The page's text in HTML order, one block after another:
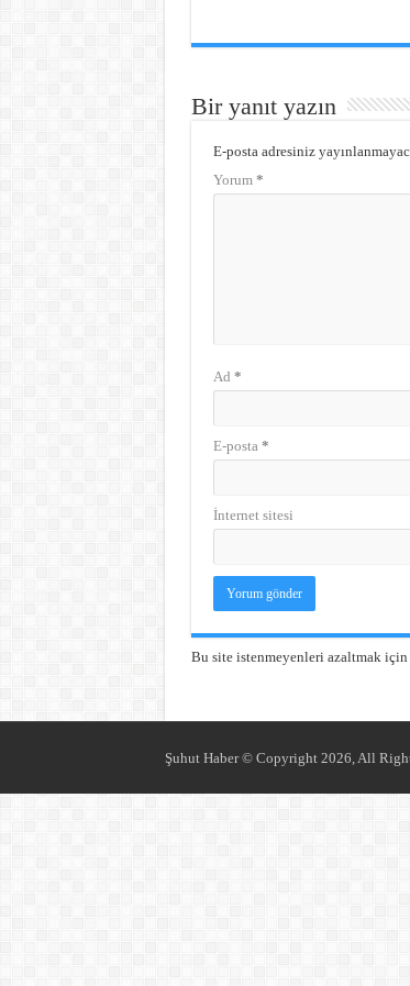
Bir yanıt yazın
E-posta adresiniz
Yorum *
Ad *
E-posta *
İnternet sitesi
Bu site istenmeyenleri azaltmak için
Şuhut Haber © Copyright 2026, All